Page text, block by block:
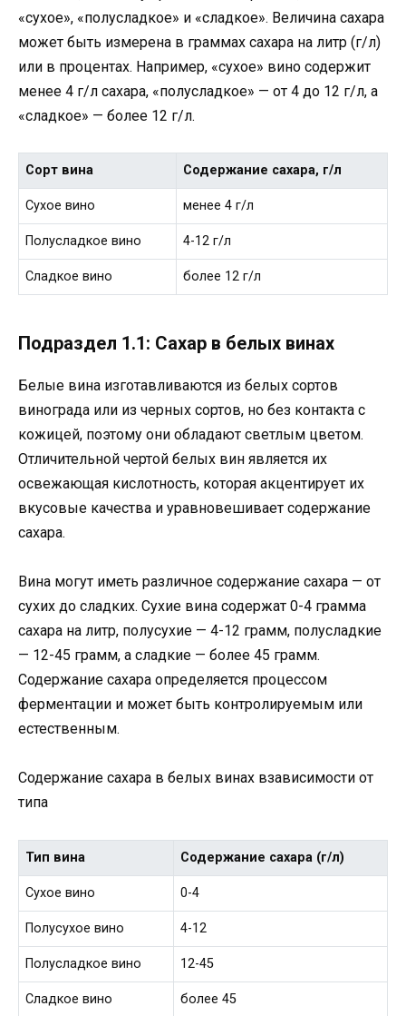
«сухое», «полусладкое» и «сладкое». Величина сахара
может быть измерена в граммах сахара на литр (г/л)
или в процентах. Например, «сухое» вино содержит
менее 4 г/л сахара, «полусладкое» — от 4 до 12 г/л, а
«сладкое» — более 12 г/л.
Сорт вина Содержание сахара, г/л
Сухое вино менее 4 г/л
Полусладкое вино 4-12 г/л
Сладкое вино более 12 г/л
Подраздел 1.1: Сахар в белых винах
Белые вина изготавливаются из белых сортов
винограда или из черных сортов, но без контакта с
кожицей, поэтому они обладают светлым цветом.
Отличительной чертой белых вин является их
освежающая кислотность, которая акцентирует их
вкусовые качества и уравновешивает содержание
сахара.
Вина могут иметь различное содержание сахара — от
сухих до сладких. Сухие вина содержат 0-4 грамма
сахара на литр, полусухие — 4-12 грамм, полусладкие
— 12-45 грамм, а сладкие — более 45 грамм.
Содержание сахара определяется процессом
ферментации и может быть контролируемым или
естественным.
Содержание сахара в белых винах взависимости от
типа
Тип вина Содержание сахара (г/л)
Сухое вино 0-4
Полусухое вино 4-12
Полусладкое вино 12-45
Сладкое вино более 45